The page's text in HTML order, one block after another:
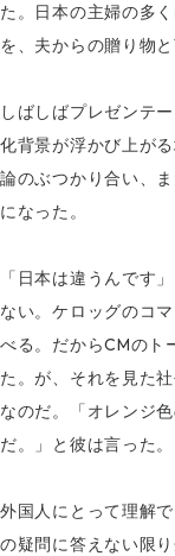
た。日本の主婦の多
を、夫からの贈り物
しばしばプレゼンテ
化背景が浮かび上が
論のぶつかり合い、
になった。
「日本は違うんです
ない。ケロッグのコ
べる。だからCMのト
た。が、それを見た
なのだ。「オレンジ
だ。」と彼は言った。
外国人にとって理解
の疑問に答えない限